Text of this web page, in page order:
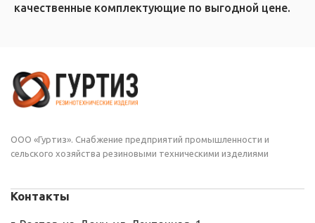
качественные комплектующие по выгодной цене.
ООО «Гуртиз». Снабжение предприятий промышленности и
сельского хозяйства резиновыми техническими изделиями
Контакты